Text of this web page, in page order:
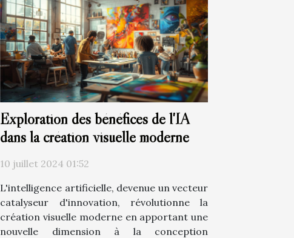
Exploration des bénéfices de l'IA
dans la création visuelle moderne
10 juillet 2024 01:52
L'intelligence artificielle, devenue un vecteur
catalyseur d'innovation, révolutionne la
création visuelle moderne en apportant une
nouvelle dimension à la conception